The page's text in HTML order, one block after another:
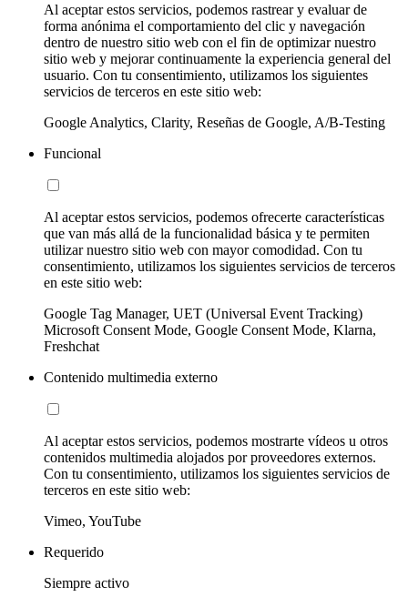
Al aceptar estos servicios, podemos rastrear y evaluar de
forma anónima el comportamiento del clic y navegación
dentro de nuestro sitio web con el fin de optimizar nuestro
sitio web y mejorar continuamente la experiencia general del
usuario. Con tu consentimiento, utilizamos los siguientes
servicios de terceros en este sitio web:
Google Analytics, Clarity, Reseñas de Google, A/B-Testing
Funcional
Al aceptar estos servicios, podemos ofrecerte características
que van más allá de la funcionalidad básica y te permiten
utilizar nuestro sitio web con mayor comodidad. Con tu
consentimiento, utilizamos los siguientes servicios de terceros
en este sitio web:
Google Tag Manager, UET (Universal Event Tracking)
Microsoft Consent Mode, Google Consent Mode, Klarna,
Freshchat
Contenido multimedia externo
Al aceptar estos servicios, podemos mostrarte vídeos u otros
contenidos multimedia alojados por proveedores externos.
Con tu consentimiento, utilizamos los siguientes servicios de
terceros en este sitio web:
Vimeo, YouTube
Requerido
Siempre activo